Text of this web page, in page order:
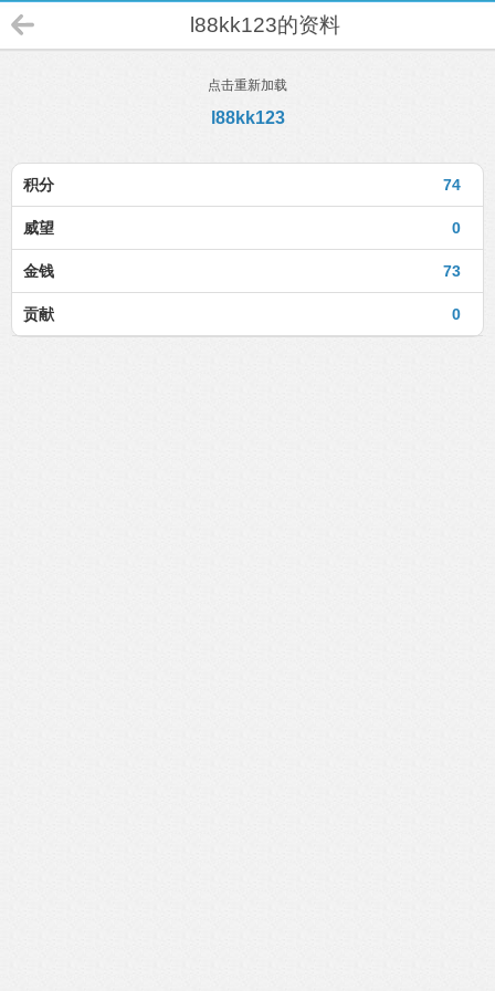
l88kk123的资料
点击重新加载
l88kk123
74
积分
0
威望
73
金钱
0
贡献